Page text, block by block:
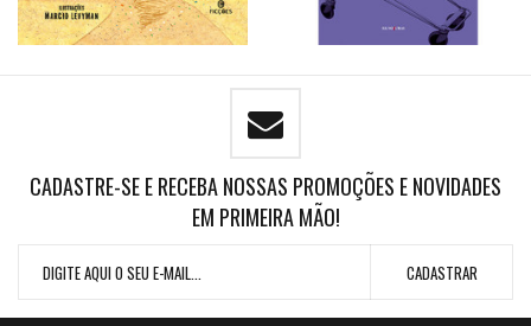
CADASTRE-SE E RECEBA NOSSAS PROMOÇÕES E NOVIDADES
EM PRIMEIRA MÃO!